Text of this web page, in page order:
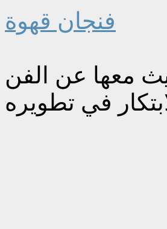
فنجان قهوة
معها عن الفن
في تطويره